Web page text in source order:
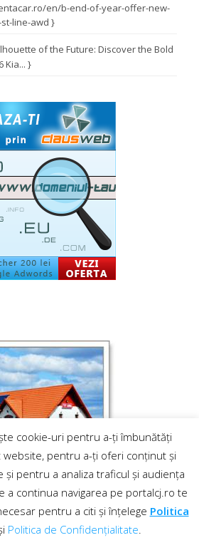
en/b-end-of-year-offer-new-
line-awd }
of the Future: Discover the Bold
Kia... }
cookie-uri pentru a-ți îmbunătăți
pentru a-ți oferi conținut și
și pentru a analiza traficul și audiența
a continua navigarea pe portalcj.ro te
pentru a citi și înțelege Politica
Politica de Confidențialitate.